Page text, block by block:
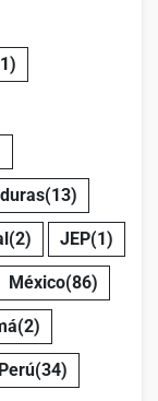
(13)
(2) JEP(1)
México(86)
(2)
Perú(34)